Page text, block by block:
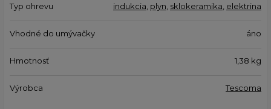
Typ ohrevu indukcia plyn sklokeramika elektrina
Vhodné do umývačky áno
Hmotnosť 1,38 kg
Výrobca Tescoma